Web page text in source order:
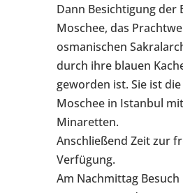
Dann Besichtigung der
Moschee, das
osmanischen
durch ihre blauen
geworden ist. Sie ist
Moschee in Istanbul
Minaretten.
Anschließend Zeit zur
Verfügung.
Am Nachmittag Besuch